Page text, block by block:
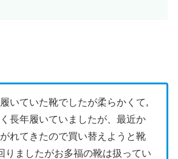
いていた靴でしたが柔らかくて,
長年履いていましたが、最近か
れてきたので買い替えようと靴
りましたがお多福の靴は扱ってい